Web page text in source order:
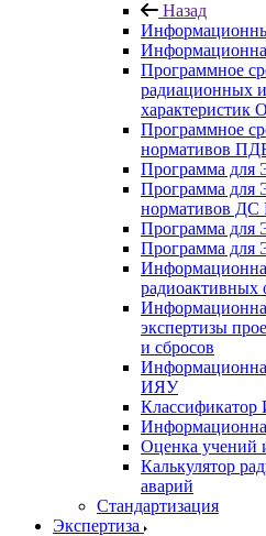
Назад
Программное
радиационных
характеристик
Программное
нормативов
Программа для
Программа для
нормативов ДС
Программа
Программа
радиоактивных
экспертизы
и сбросов
ИЯУ
Оценка учений
Калькулятор
аварий
Стандартизация
Экспертиза